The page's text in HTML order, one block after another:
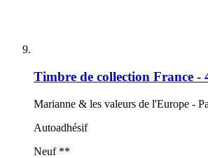
Timbre de collection France -
Marianne & les valeurs de l'Europe -
Autoadhésif
Neuf **